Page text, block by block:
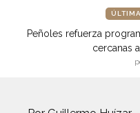
Peñoles refuerza
cercanas